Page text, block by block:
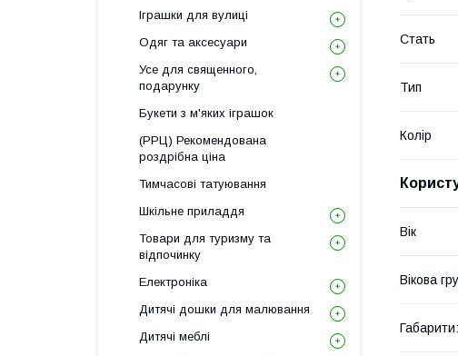
Стать
Тип
Колір
Вік
Вікова
Іграшки для вулиці
Одяг та аксесуари
Усе для священного,
подарунку
Букети з м'яких іграшок
(РРЦ) Рекомендована
роздрібна ціна
Тимчасові татуювання
Шкільне приладдя
Товари для туризму та
відпочинку
Електроніка
Дитячі дошки для малювання
Дитячі меблі